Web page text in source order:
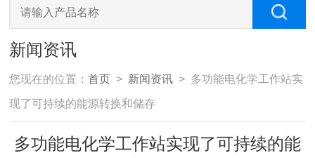
新闻资讯
您现在的位置：首页 > 新闻资讯 > 多功能电化学工作站实
现了可持续的能源转换和储存
多功能电化学工作站实现了可持续的能